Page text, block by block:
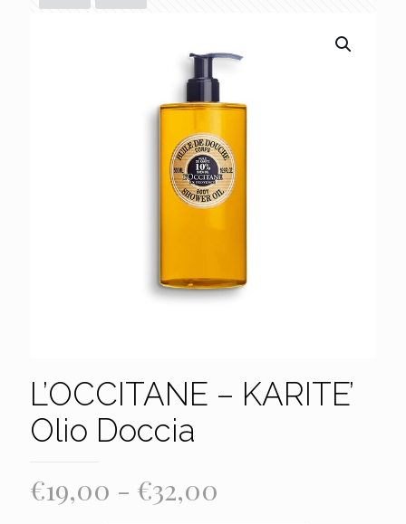
L’OCCITANE – KARITE’
Olio Doccia
€19,00 - €32,00